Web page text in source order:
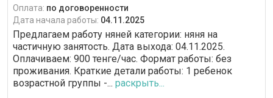
Оплата: по договоренности
Дата начала работы: 04.11.2025
Предлагаем работу няней категории: няня на
частичную занятость. Дата выхода: 04.11.2025.
Оплачиваем: 900 тенге/час. Формат работы: без
проживания. Краткие детали работы: 1 ребенок
возрастной группы -... раскрыть...